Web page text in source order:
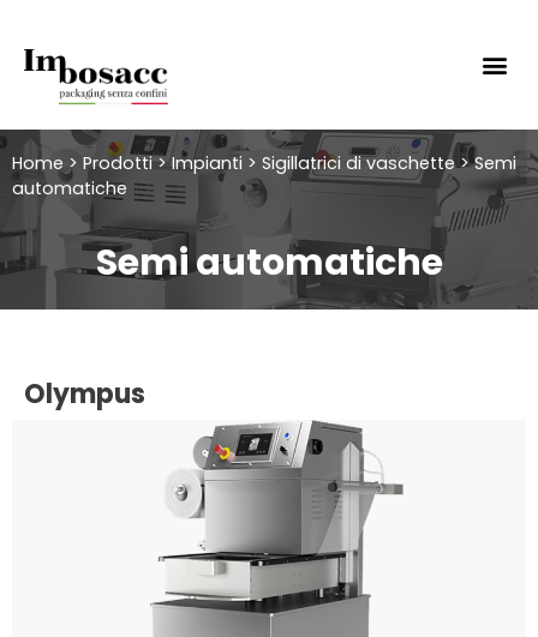
Home > Prodotti>Impianti > Sigillatrici di vaschette>Semi
automatiche
Semi automatiche
Olympus